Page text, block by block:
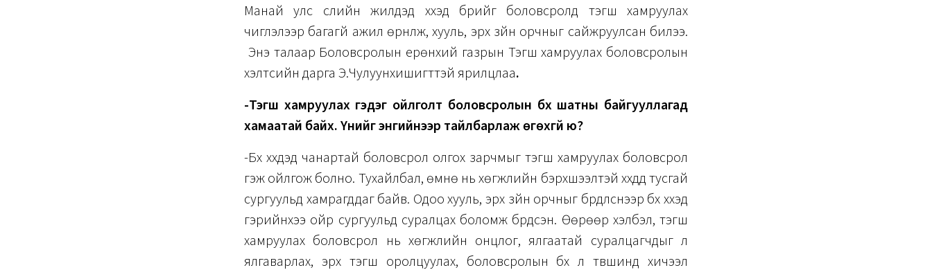
Манай улс сүүлийн жилүүдэд хүүхэд бүрийг боловсролд тэгш хамруулах
чиглэлээр багагүй ажил өрнүүлж, хууль, эрх зүйн орчныг сайжруулсан билээ.
Энэ талаар Боловсролын ерөнхий газрын Тэгш хамруулах боловсролын
хэлтсийн дарга Э.Чулуунхишигттэй ярилцлаа.
-Тэгш хамруулах гэдэг ойлголт боловсролын бүх шатны байгууллагад
хамаатай байх. Үүнийг энгийнээр тайлбарлаж өгөхгүй юү?
-Бүх хүүхдэд чанартай боловсрол олгох зарчмыг тэгш хамруулах боловсрол
гэж ойлгож болно. Тухайлбал, өмнө нь хөгжлийн бэрхшээлтэй хүүхдүүд тусгай
сургуульд хамрагддаг байв. Одоо хууль, эрх зүйн орчныг бүрдүүлснээр бүх хүүхэд
гэрийнхээ ойр сургуульд суралцах боломж бүрдсэн. Өөрөөр хэлбэл, тэгш
хамруулах боловсрол нь хөгжлийн онцлог, ялгаатай суралцагчдыг үл
ялгаварлах, эрх тэгш оролцуулах, боловсролын бүх л түвшинд хичээл